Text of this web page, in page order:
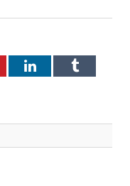
LinkedInTumblr